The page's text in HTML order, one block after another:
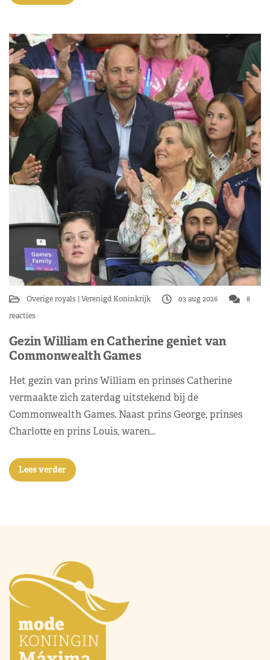
Overige royals Verenigd Koninkrijk 03 aug 2026
8
reacties
Gezin William en Catherine geniet van
Commonwealth Games
Het gezin van prins William en prinses Catherine
vermaakte zich zaterdag uitstekend bij de
Commonwealth Games. Naast prins George, prinses
Charlotte en prins Louis, waren…
Lees verder